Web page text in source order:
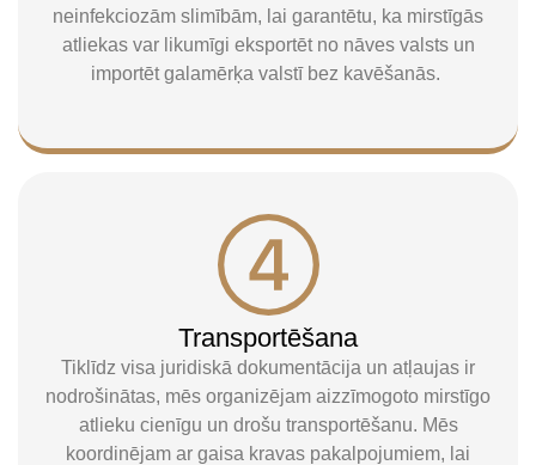
neinfekciozām slimībām, lai garantētu, ka mirstīgās
atliekas var likumīgi eksportēt no nāves valsts un
importēt galamērķa valstī bez kavēšanās.
Transportēšana
Tiklīdz visa juridiskā dokumentācija un atļaujas ir
nodrošinātas, mēs organizējam aizzīmogoto mirstīgo
atlieku cienīgu un drošu transportēšanu. Mēs
koordinējam ar gaisa kravas pakalpojumiem, lai